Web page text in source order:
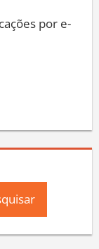
por e-